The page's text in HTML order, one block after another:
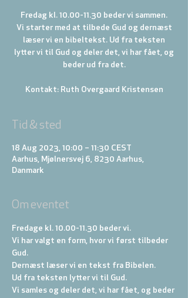
Fredag kl. 10.00-11.30 beder vi sammen.
Vi starter med at tilbede Gud og dernæst
læser vi en bibeltekst. Ud fra teksten
lytter vi til Gud og deler det, vi har fået, og
beder ud fra det.
Kontakt: Ruth Overgaard Kristensen
Tid & sted
18 Aug 2023, 10:00 – 11:30 CEST
Aarhus, Mjølnersvej 6, 8230 Aarhus,
Danmark
Om eventet
Fredage kl. 10.00-11.30 beder vi.
Vi har valgt en form, hvor vi først tilbeder
Gud.
Dernæst læser vi en tekst fra Bibelen.
Ud fra teksten lytter vi til Gud.
Vi samles og deler det, vi har fået, og beder